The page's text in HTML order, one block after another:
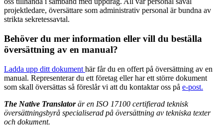
projektledare, översättare som administrativ personal är bundna av
strikta sekretessavtal.
Behöver du mer information eller vill du beställa
översättning av en manual?
Ladda upp ditt dokument här får du en offert på översättning av en
manual. Representerar du ett företag eller har ett större dokument
som skall översättas så föreslår vi att du kontaktar oss på e-post.
The Native Translatorär en ISO 17100 certifierad teknisk
översättningsbyrå specialiserad på översättning av tekniska texter
och dokument.